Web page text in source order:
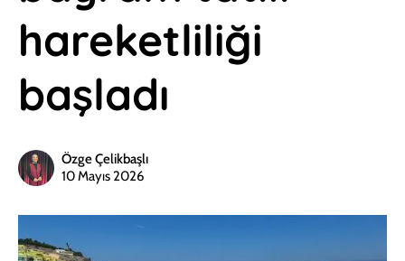
hareketliliği
başladı
Özge Çelikbaşlı
10 Mayıs 2026